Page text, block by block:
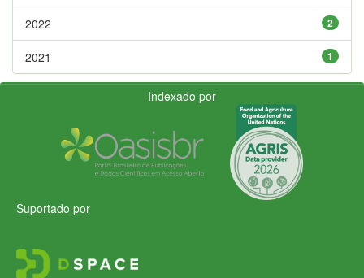
2
2022
1
2021
Indexado por
Suportado por